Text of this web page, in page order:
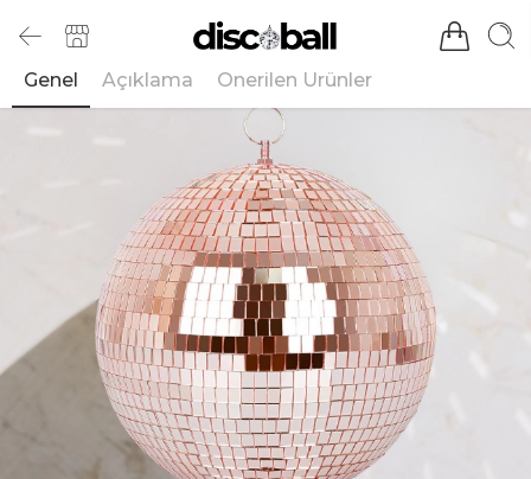
Genel Açıklama Önerilen Ürünler